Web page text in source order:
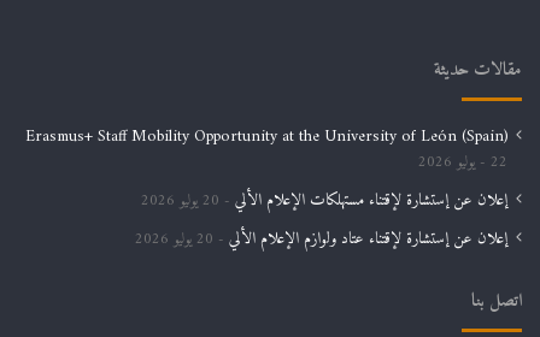
مقالات حديثة
Erasmus+ Staff Mobility Opportunity at the University of León (Spain)
22 يوليو 2026
إعلان عن إستشارة لإقتناء مستهلكات الإعلام الألي 20 يوليو 2026
إعلان عن إستشارة لإقتناء عتاد ولوازم الإعلام الألي 20 يوليو 2026
اتصل بنا